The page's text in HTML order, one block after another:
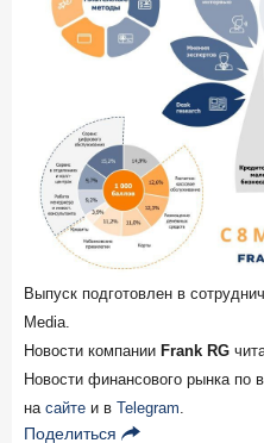
23,3 лет
29 декабря 2025 года
Четких целей в 2026-м и
25 декабря 2025 года
Ипотека. Итоги ноября
24 декабря 2025 года
Страховщики, УК, брокер-
игроки меняют рынок
19 декабря 2025 года
В эпоху дуополии
Выпуск подготовлен в
Media.
Новости компании Frank RG
Новости финансового рынка по
на сайте и в Telegram.
Поделиться